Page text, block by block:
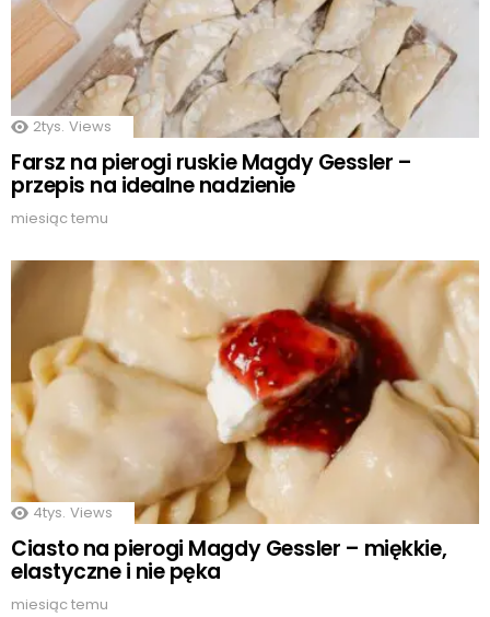
2tys. Views
Farsz na pierogi ruskie Magdy Gessler –
przepis na idealne nadzienie
miesiąc temu
4tys. Views
Ciasto na pierogi Magdy Gessler – miękkie,
elastyczne i nie pęka
miesiąc temu